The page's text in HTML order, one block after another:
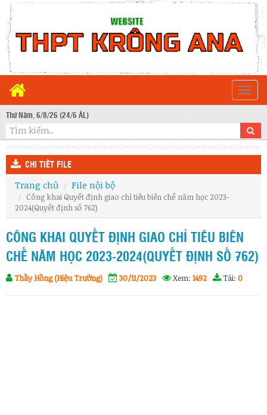
Thứ Năm, 6/8/26 (24/6 ÂL)
CHI TIẾT FILE
Trang chủ File nội bộ
Công khai Quyết định giao chỉ tiêu biên chế năm học 2023-
2024(Quyết định số 762)
CÔNG KHAI QUYẾT ĐỊNH GIAO CHỈ TIÊU BIÊN
CHẾ NĂM HỌC 2023-2024(QUYẾT ĐỊNH SỐ 762)
Thầy Hồng (Hiệu Trưởng) 30/11/2023 Xem: 1492 Tải: 0